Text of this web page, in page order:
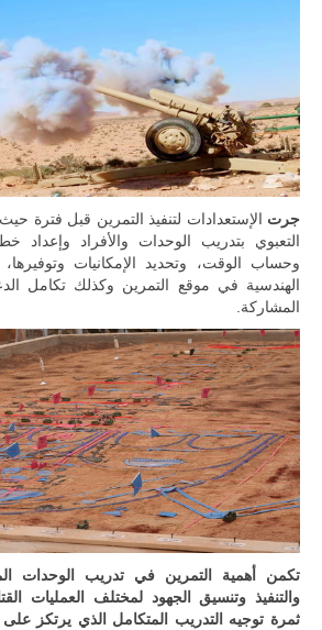
جرت الإستعدادات لتنفيذ التمرين قبل فترة حيث
التعبوي بتدريب الوحدات والأفراد وإعداد
وحساب الوقت، وتحديد الإمكانيات وتوفيرها،
الهندسية في موقع التمرين وكذلك تكامل
المشاركة.
تكمن أهمية التمرين في تدريب الوحدات
والتنفيذ وتنسيق الجهود لمختلف العمليات
ثمرة توجيه التدريب المتكامل الذي يرتكز